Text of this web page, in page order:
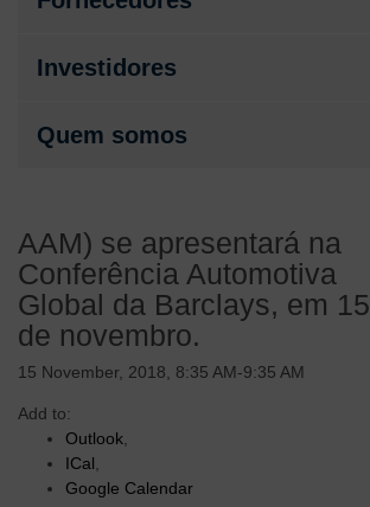
Investidores
Quem somos
AAM) se apresentará na
Conferência Automotiva
Global da Barclays, em 15
de novembro.
15 November, 2018, 8:35 AM-9:35 AM
Add to:
Outlook
ICal
Google Calendar